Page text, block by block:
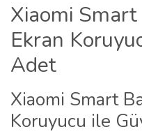
Xiaomi
Ekran
Adet
Xiaomi Smart
Koruyucu ile